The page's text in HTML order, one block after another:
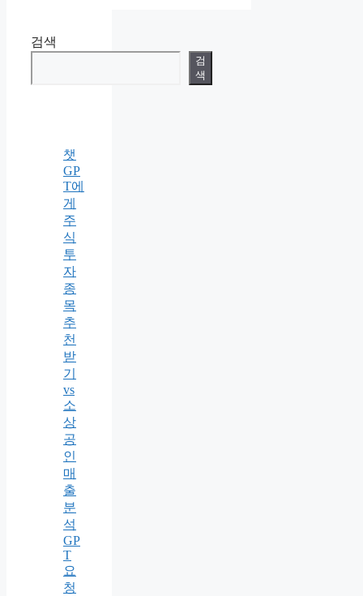
검색
검
색
챗
GP
T에
게
주
식
투
자
종
목
추
천
받
기
vs
소
상
공
인
매
출
분
석
GP
T
요
청